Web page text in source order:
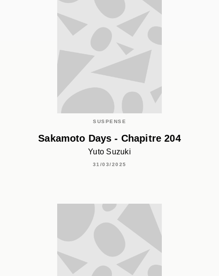
SUSPENSE
Sakamoto Days - Chapitre 204
Yuto Suzuki
31/03/2025